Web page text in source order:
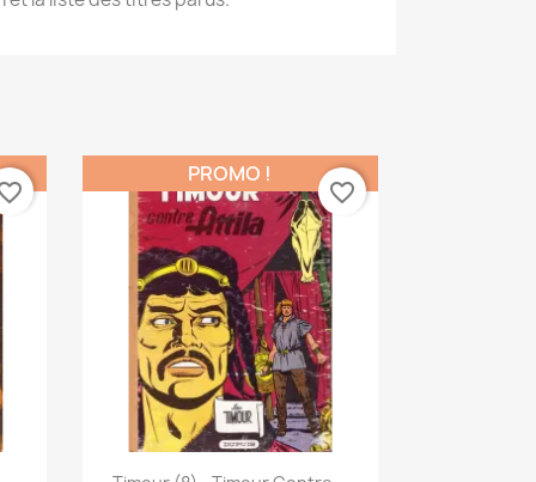
Aperçu rapide
PROMO !
favorite_border